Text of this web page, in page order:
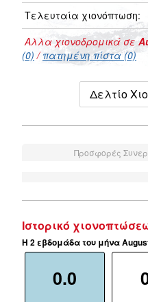
Τελευταία χιονόπτωση:
Αλλα χιονοδρομικά σε
(0) /πατημένη πίστα (0)
Δελτίο
Προσφορές
Ιστορικό
Η 2 εβδομάδα του μήνα
0.0